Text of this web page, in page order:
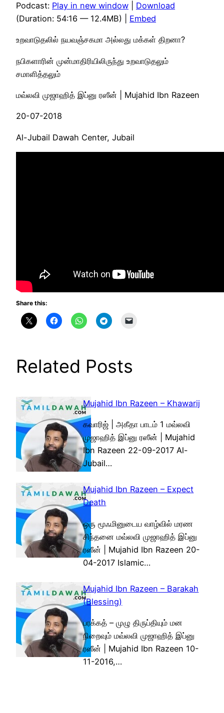
Podcast: Play in new window
Download
(Duration: 54:16 — 12.4MB) | Embed
உறவாடுதலில் நயவஞ்சகமா அல்லது மக்கள் திறனா?
நபிகளாரின் முன்மாதிரியிலிருந்து உறவாடுதலும்
சமாளித்தலும்
மவ்லவி முஜாஹித் இப்னு ரஸீன் | Mujahid Ibn Razeen
20-07-2018
Al-Jubail Dawah Center, Jubail
Share this:
Related Posts
Mujahid Ibn Razeen – Khawarij
கவாரிஜ் | அகீதா பாடம் 1 மவ்லவி
முஜாஹித் இப்னு ரஸீன் | Mujahid
Ibn Razeen 22-09-2017 Al-
Jubail…
Mujahid Ibn Razeen – Expect
Death
ஒரு மூஃமினுடைய வாழ்வில் மரண
சிந்தனை மவ்லவி முஜாஹித் இப்னு
ரஸீன் | Mujahid Ibn Razeen 20-
04-2017 Islamic…
Mujahid Ibn Razeen – Barakah
(Blessing)
பரக்கத் – முழு திருப்தியும் மன
நிறைவும் மவ்லவி முஜாஹித் இப்னு
ரஸீன் | Mujahid Ibn Razeen 10-
11-2016,…